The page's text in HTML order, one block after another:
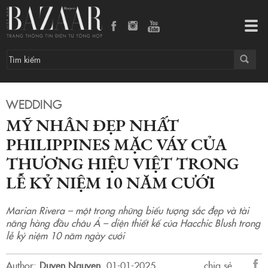
WEDDING
MỸ NHÂN ĐẸP NHẤT
PHILIPPINES MẶC VÁY CỦA
THƯƠNG HIỆU VIỆT TRONG
LỄ KỶ NIỆM 10 NĂM CƯỚI
Marian Rivera – một trong những biểu tượng sắc đẹp và tài
năng hàng đầu châu Á – diện thiết kế của Hacchic Blush trong
lễ kỷ niệm 10 năm ngày cưới
Author: Duyen Nguyen. 01-01-2025.
chia sẻ